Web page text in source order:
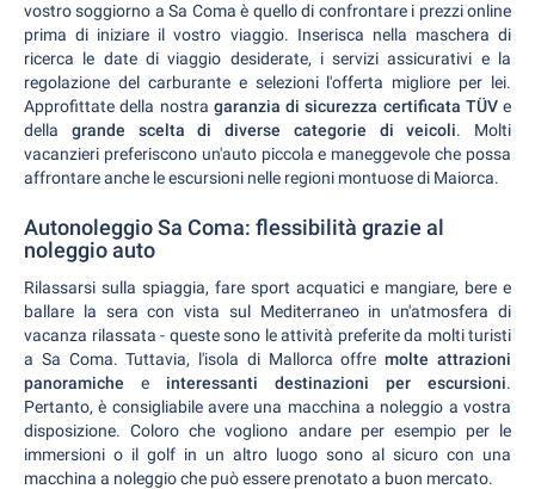
vostro soggiorno a Sa Coma è quello di confrontare i prezzi online
prima di iniziare il vostro viaggio. Inserisca nella maschera di
ricerca le date di viaggio desiderate, i servizi assicurativi e la
regolazione del carburante e selezioni l'offerta migliore per lei.
Approfittate della nostra garanzia di sicurezza certificata TÜVe
della grande scelta di diverse categorie di veicoli. Molti
vacanzieri preferiscono un'auto piccola e maneggevole che possa
affrontare anche le escursioni nelle regioni montuose di Maiorca.
Autonoleggio Sa Coma: flessibilità grazie al
noleggio auto
Rilassarsi sulla spiaggia, fare sport acquatici e mangiare, bere e
ballare la sera con vista sul Mediterraneo in un'atmosfera di
vacanza rilassata - queste sono le attività preferite da molti turisti
a Sa Coma. Tuttavia, l'isola di Mallorca offremolte attrazioni
panoramiche e interessanti destinazioni per escursioni.
Pertanto, è consigliabile avere una macchina a noleggio a vostra
disposizione. Coloro che vogliono andare per esempio per le
immersioni o il golf in un altro luogo sono al sicuro con una
macchina a noleggio che può essere prenotato a buon mercato.